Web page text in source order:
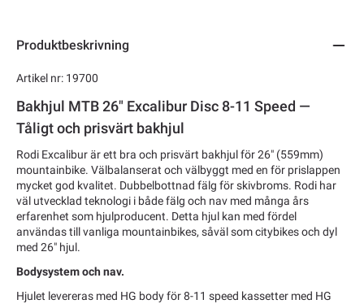
Produktbeskrivning
Artikel nr: 19700
Bakhjul MTB 26" Excalibur Disc 8-11 Speed —
Tåligt och prisvärt bakhjul
Rodi Excalibur är ett bra och prisvärt bakhjul för 26" (559mm)
mountainbike. Välbalanserat och välbyggt med en för prislappen
mycket god kvalitet. Dubbelbottnad fälg för skivbroms. Rodi har
väl utvecklad teknologi i både fälg och nav med många års
erfarenhet som hjulproducent. Detta hjul kan med fördel
användas till vanliga mountainbikes, såväl som citybikes och dyl
med 26" hjul.
Bodysystem och nav.
Hjulet levereras med HG body för 8-11 speed kassetter med HG